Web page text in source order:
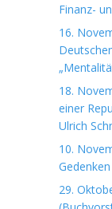
Finanz-
16.
18.
einer
Ulrich
10.
29.